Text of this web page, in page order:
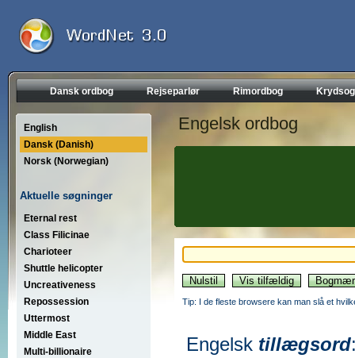
Dansk ordbog Rejseparlør Rimordbog
English
Dansk (Danish)
Norsk (Norwegian)
Aktuelle søgninger
Eternal rest
Class Filicinae
Charioteer
Shuttle helicopter
Uncreativeness
Repossession
Uttermost
Middle East
Multi-billionaire
Engelsk ordbog
Tip: I de fleste browsere kan man slå et
Engelsk tillægsord